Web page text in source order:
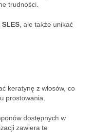
trudności.
SLES , ale także unikać
keratynę z włosów, co
prostowania.
dostępnych w
zawiera te